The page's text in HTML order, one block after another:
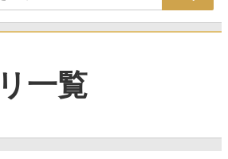
一覧